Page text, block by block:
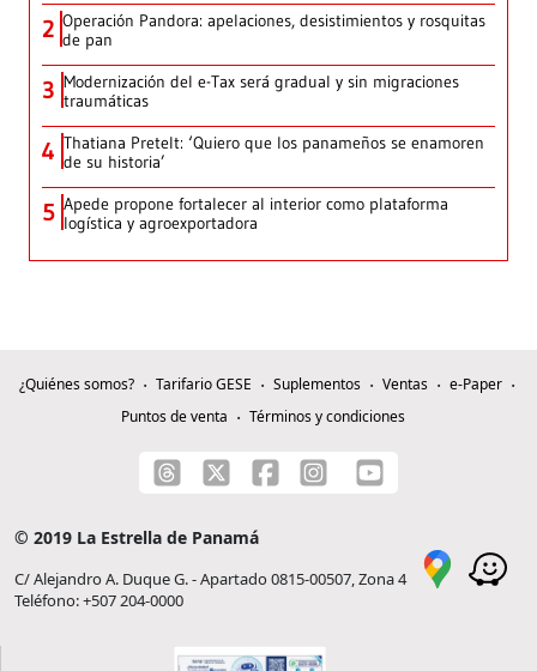
2 Operación Pandora: apelaciones, desistimientos y rosquitas
de pan
3 Modernización del e-Tax será gradual y sin migraciones
traumáticas
4 Thatiana Pretelt: ‘Quiero que los panameños se enamoren
de su historia’
5 Apede propone fortalecer al interior como plataforma
logística y agroexportadora
¿Quiénes somos? Tarifario GESE Suplementos Ventas
e-Paper
Puntos de venta
Términos y condiciones
© 2019 La Estrella de Panamá
C/ Alejandro A. Duque G. - Apartado 0815-00507, Zona 4
Teléfono: +507 204-0000